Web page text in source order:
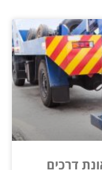
דרכים